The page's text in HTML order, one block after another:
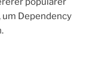
Dependency